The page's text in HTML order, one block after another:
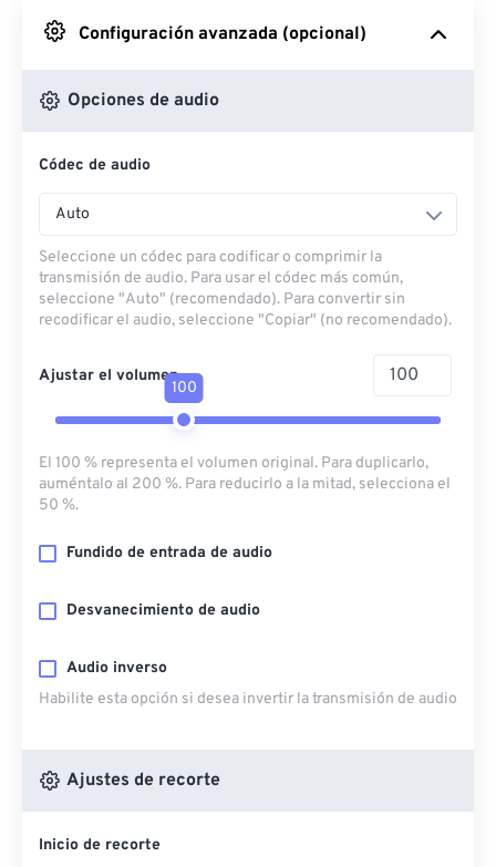
Desde Google Drive
Desde OneDrive
Desde URL
Configuración avanzada (opcional)
Opciones de audio
Códec de audio
Auto
Seleccione un códec para codificar o comprimir la
transmisión de audio. Para usar el códec más común,
seleccione "Auto" (recomendado). Para convertir sin
recodificar el audio, seleccione "Copiar" (no recomendado).
Ajustar el volumen
100
El 100 % representa el volumen original. Para duplicarlo,
auméntalo al 200 %. Para reducirlo a la mitad, selecciona el
50 %.
Fundido de entrada de audio
Desvanecimiento de audio
Audio inverso
Habilite esta opción si desea invertir la transmisión de audio
Ajustes de recorte
Inicio de recorte